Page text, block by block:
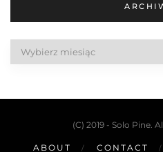
(C) 2019 - Solo Pine.
ABOUT CONTACT